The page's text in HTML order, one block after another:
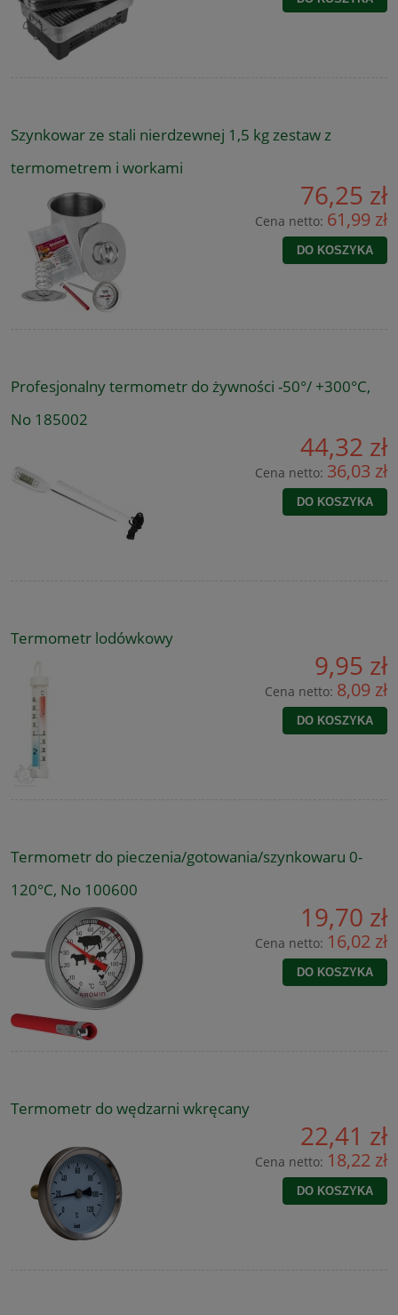
Szynkowar ze stali nierdzewnej 1,5 kg zestaw z
termometrem i workami
76,25 zł
Cena netto: 61,99 zł
DO KOSZYKA
Profesjonalny termometr do żywności -50°/ +300°C,
No 185002
44,32 zł
Cena netto: 36,03 zł
DO KOSZYKA
Termometr lodówkowy
9,95 zł
Cena netto: 8,09 zł
DO KOSZYKA
Termometr do pieczenia/gotowania/szynkowaru 0-
120°C, No 100600
19,70 zł
Cena netto: 16,02 zł
DO KOSZYKA
Termometr do wędzarni wkręcany
22,41 zł
Cena netto: 18,22 zł
DO KOSZYKA